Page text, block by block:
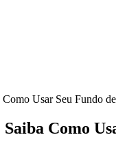
Usar Seu Fundo
Como